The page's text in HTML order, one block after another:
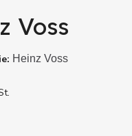
Voss
Heinz Voss